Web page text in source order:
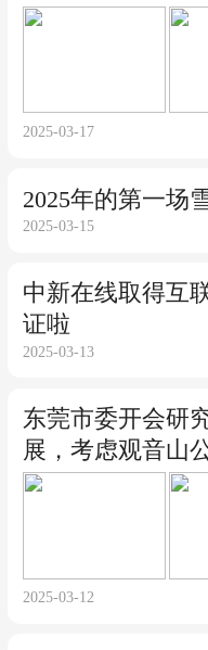
2025-03-17
2025年的第一场
2025-03-15
中新在线取得互
证啦
2025-03-13
东莞市委开会研
展，考虑观音山
2025-03-12